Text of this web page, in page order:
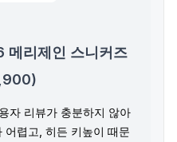
메리제인 스니커즈
자 리뷰가 충분하지 않아
어렵고, 히든 키높이 때문